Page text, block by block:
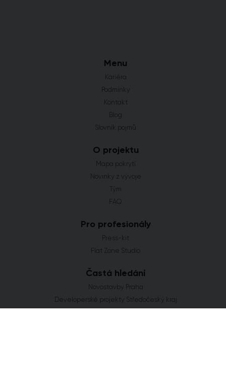
Menu
Kariéra
Podmínky
Kontakt
Blog
Slovník pojmů
O projektu
Mapa pokrytí
Novinky z vývoje
Tým
FAQ
Pro profesionály
Press-kit
Flat Zone Studio
Častá hledání
Novostavby Praha
Developerské projekty Středočeský kraj